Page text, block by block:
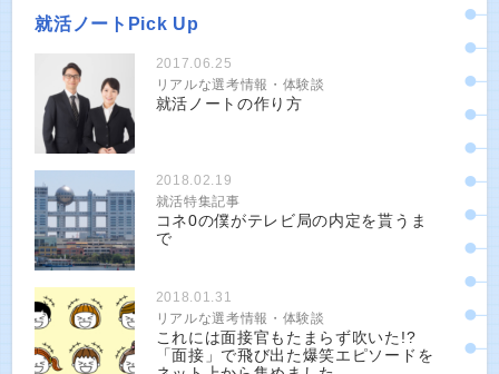
就活ノートPick Up
2017.06.25
リアルな選考情報・体験談
就活ノートの作り方
2018.02.19
就活特集記事
コネ0の僕がテレビ局の内定を貰うま
で
2018.01.31
リアルな選考情報・体験談
これには面接官もたまらず吹いた!?
「面接」で飛び出た爆笑エピソードを